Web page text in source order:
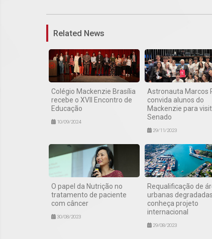
Related News
Colégio Mackenzie Brasília
recebe o XVII Encontro de
Educação
10/09/2024
Astronauta Marcos
convida alunos do
Mackenzie para
Senado
29/11/2023
O papel da Nutrição no
tratamento de paciente
com câncer
30/08/2023
Requalificação de
urbanas
conheça projeto
internacional
29/08/2023